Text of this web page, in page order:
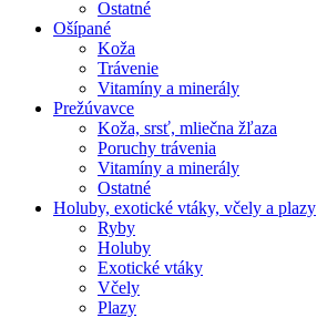
Ostatné
Ošípané
Koža
Trávenie
Vitamíny a minerály
Prežúvavce
Koža, srsť, mliečna žľaza
Poruchy trávenia
Vitamíny a minerály
Ostatné
Holuby, exotické vtáky, včely a plazy
Ryby
Holuby
Exotické vtáky
Včely
Plazy